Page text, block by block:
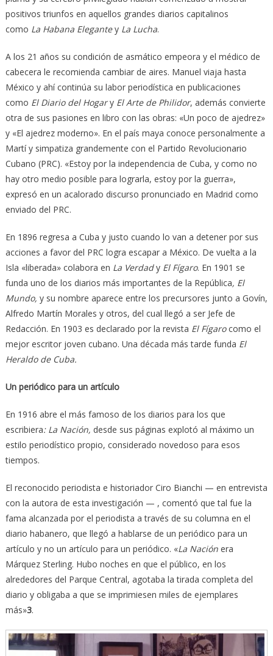
positivos triunfos en aquellos grandes diarios capitalinos
como La Habana Elegantey La Lucha.
A los 21 años su condición de asmático empeora y el médico de
cabecera le recomienda cambiar de aires. Manuel viaja hasta
México y ahí continúa su labor periodística en publicaciones
como El Diario del Hogary El Arte de Philidor, además convierte
otra de sus pasiones en libro con las obras: «Un poco de ajedrez»
y «El ajedrez moderno». En el país maya conoce personalmente a
Martí y simpatiza grandemente con el Partido Revolucionario
Cubano (PRC). «Estoy por la independencia de Cuba, y como no
hay otro medio posible para lograrla, estoy por la guerra»,
expresó en un acalorado discurso pronunciado en Madrid como
enviado del PRC.
En 1896 regresa a Cuba y justo cuando lo van a detener por sus
acciones a favor del PRC logra escapar a México. De vuelta a la
Isla «liberada» colabora en La Verdady El Fígaro. En 1901 se
funda uno de los diarios más importantes de la República, El
Mundo, y su nombre aparece entre los precursores junto a Govín,
Alfredo Martín Morales y otros, del cual llegó a ser Jefe de
Redacción. En 1903 es declarado por la revista El Fígarocomo el
mejor escritor joven cubano. Una década más tarde funda El
Heraldo de Cuba.
Un periódico para un artículo
En 1916 abre el más famoso de los diarios para los que
escribiera: La Nación, desde sus páginas explotó al máximo un
estilo periodístico propio, considerado novedoso para esos
tiempos.
El reconocido periodista e historiador Ciro Bianchi — en entrevista
con la autora de esta investigación — , comentó que tal fue la
fama alcanzada por el periodista a través de su columna en el
diario habanero, que llegó a hablarse de un periódico para un
artículo y no un artículo para un periódico. «La Nación era
Márquez Sterling. Hubo noches en que el público, en los
alrededores del Parque Central, agotaba la tirada completa del
diario y obligaba a que se imprimiesen miles de ejemplares
más»3.